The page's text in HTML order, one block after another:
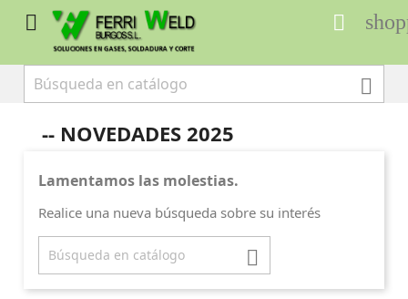
 

-- NOVEDADES 2025
Lamentamos las molestias.
Realice una nueva búsqueda sobre su interés
